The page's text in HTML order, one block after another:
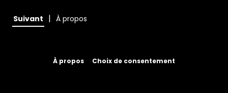
Suivant | À propos
À propos Choix de consentement